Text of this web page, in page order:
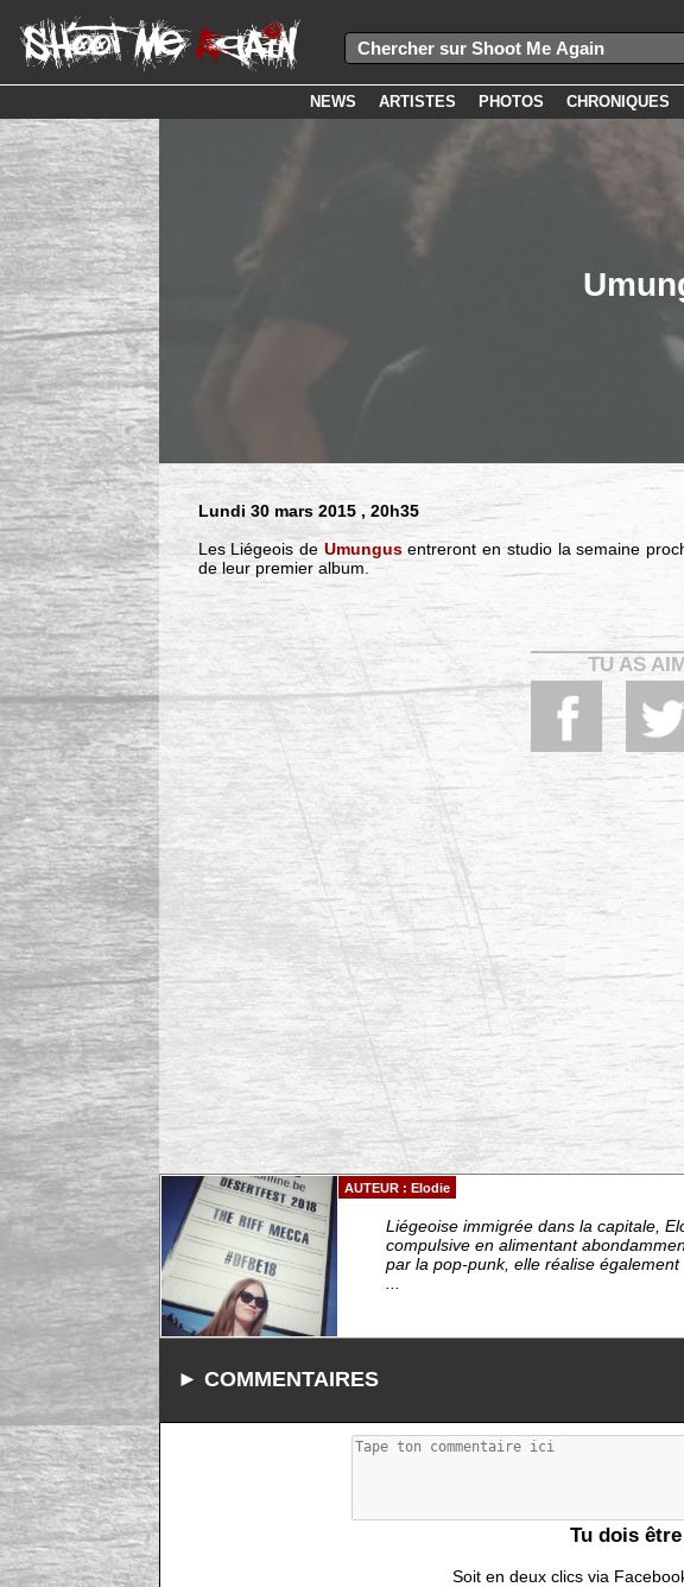
NEWS ARTISTES PHOTOS CHRONIQUES
Lundi 30 mars 2015 , 20h35
Les Liégeois de Umungusentreront en studio la semaine
de leur premier album.
TU AS
AUTEUR : Elodie
Liégeoise immigrée dans la capitale,
compulsive en alimentant
par la pop-punk, elle réalise
...
► COMMENTAIRES
Tu dois
Soit en deux clics via